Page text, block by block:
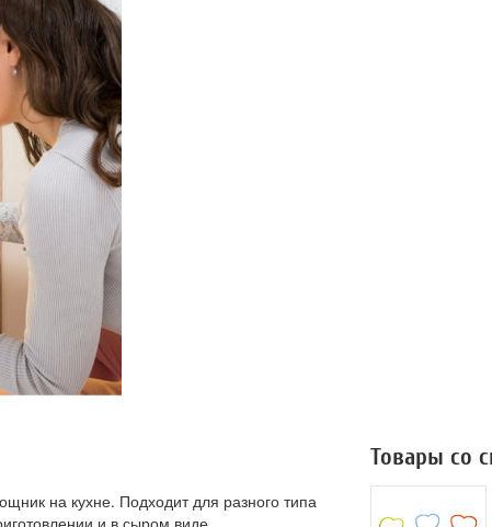
на кухне. Подходит для разного типа
Товары со